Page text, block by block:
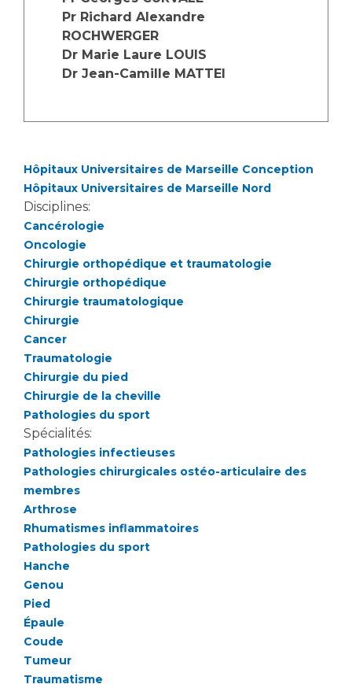
Transports sanitaires
Vos droits, vos devoirs
Accueil sourds et malentendants
Charte Romain Jacob
Mouvement Parcours Handicap 13
Activité physique
Cancer
Médecine nucléaire
Maladies rares
Maternité Hôpital Nord
Vos représentants
La Commission Des Usagers (CDU)
Les Comités Locaux des Usagers
Écoles et Instituts de Formation
Professionnels de santé
Adresser un patient
Réseaux de soins
Adresser un examen au Laboratoire de Biologie
Médicale
Radiologie / Imagerie
Cancérologie
Les pôles d'activité médicale
Anatomie et Cytologie Pathologiques
Adresser un examen au Laboratoire d'Infectiologie
Centres de référence Maladies Rares
Plateforme d'Expertise Maladies Rares
Presse / Multimédia
Communiqués de presse
Dossiers de presse
Médiathèque
Fournisseurs
Rôles et missions
Pr Richard Alexandre
ROCHWERGER
Dr Marie Laure LOUIS
Dr Jean-Camille MATTEI
Hôpitaux Universitaires de Marseille Conception
Hôpitaux Universitaires de Marseille Nord
Disciplines:
Cancérologie
Oncologie
Chirurgie orthopédique et traumatologie
Chirurgie orthopédique
Chirurgie traumatologique
Chirurgie
Cancer
Traumatologie
Chirurgie du pied
Chirurgie de la cheville
Pathologies du sport
Spécialités:
Pathologies infectieuses
Pathologies chirurgicales ostéo-articulaire des
membres
Arthrose
Rhumatismes inflammatoires
Pathologies du sport
Hanche
Genou
Pied
Épaule
Coude
Tumeur
Traumatisme